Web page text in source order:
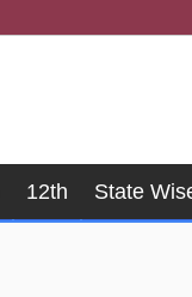
12th State